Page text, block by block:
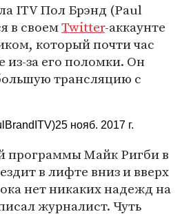
ITV Пол Брэнд (Paul
в своемTwitter-аккаунте
который почти час
из-за его поломки. Он
трансляцию с
25 нояб. 2017 г.
программы Майк Ригби в
в лифте вниз и вверх
нет никаких надежд на
журналист. Чуть